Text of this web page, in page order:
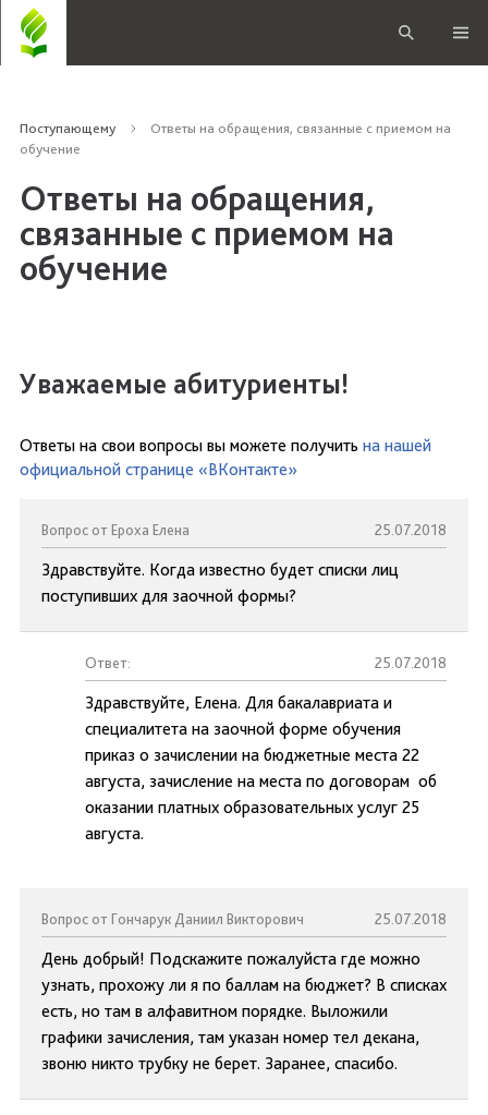
Поступающему
Ответы на обращения, связанные с приемом на
обучение
Ответы на обращения,
связанные с приемом на
обучение
Уважаемые абитуриенты!
Ответы на свои вопросы вы можете получить на нашей
официальной странице «ВКонтакте»
Вопрос от Ероха Елена 25.07.2018
Здравствуйте. Когда известно будет списки лиц
поступивших для заочной формы?
Ответ: 25.07.2018
Здравствуйте, Елена. Для бакалавриата и
специалитета на заочной форме обучения
приказ о зачислении на бюджетные места 22
августа, зачисление на места по договорам об
оказании платных образовательных услуг 25
августа.
Вопрос от Гончарук Даниил Викторович 25.07.2018
День добрый! Подскажите пожалуйста где можно
узнать, прохожу ли я по баллам на бюджет? В списках
есть, но там в алфавитном порядке. Выложили
графики зачисления, там указан номер тел декана,
звоню никто трубку не берет. Заранее, спасибо.